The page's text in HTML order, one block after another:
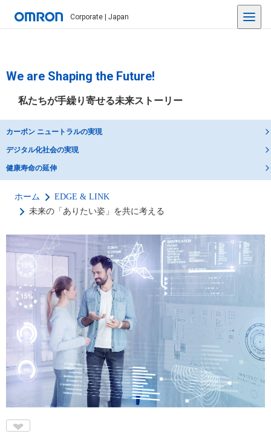
Corporate | Japan
We are Shaping the Future!
私たちが手繰り寄せる未来ストーリー
カーボン ニュートラルの実現
デジタル化社会の実現
健康寿命の延伸
ホーム
EDGE & LINK
未来の「ありたい姿」を共に考える
♥